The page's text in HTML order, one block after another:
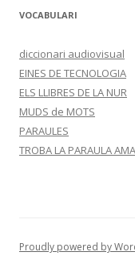
VOCABULARI
diccionari audiovisual
EINES DE TECNOLOGIA
ELS LLIBRES DE LA NUR
MUDS de MOTS
PARAULES
TROBA LA PARAULA
Proudly powered by